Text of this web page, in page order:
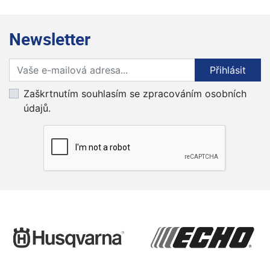
Newsletter
Přihlaste se k odběru novinek
Přihlásit
Zaškrtnutím souhlasím se zpracováním osobních
údajů.